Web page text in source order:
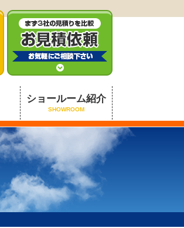
ショールーム紹介
SHOWROOM